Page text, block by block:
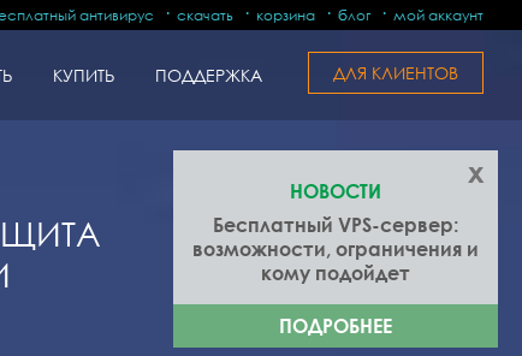
x
НОВОСТИ
Бесплатный VPS-сервер:
возможности, ограничения и
кому подойдет
ПОДРОБНЕЕ
КУПИТЬ ПОДДЕРЖКА ДЛЯ КЛИЕНТОВ
антивирус скачать корзина блог мой аккаунт